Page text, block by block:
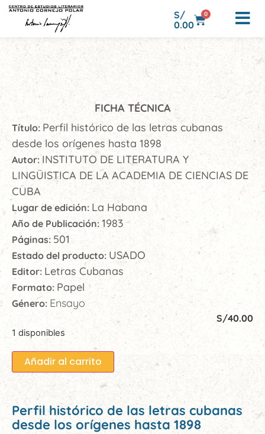
S/
0.00
0
FICHA TÉCNICA
Título: Perfil histórico de las letras cubanas
desde los orígenes hasta 1898
Autor: INSTITUTO DE LITERATURA Y
LINGÜISTICA DE LA ACADEMIA DE CIENCIAS DE
CUBA
Lugar de edición: La Habana
Año de Publicación: 1983
Páginas: 501
Estado del producto: USADO
Editor: Letras Cubanas
Formato: Papel
Género: Ensayo
S/40.00
1 disponibles
Añadir al carrito
Perfil histórico de las letras cubanas
desde los orígenes hasta 1898